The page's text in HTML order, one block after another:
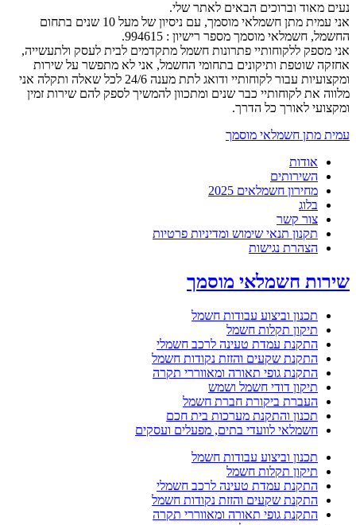
נעים מאוד וברוכים הבאים לאתר שלי.
אני עמית מתן חשמלאי מוסמך, עם ניסיון של מעל 10 שנים בתחום
החשמל, חשמלאי מוסמך מספר רישיון : 994615.
אני מספק ללקוחותיי פתרונות חשמל מתקדמים לבית לעסק ולתעשייה,
אחזקה שוטפת ותיקונים בתחומי החשמל, אני לא מתפשר על שירות
ומקצועיות עבור לקוחותיי ודואג לתת מענה 24/6 לכל שאלה ותקלה אני
מלווה את לקוחותיי כבר שנים ומתכוון להמשיך לספק להם שירות זמין
ומקצועי לאורך כל הדרך.
עמית מתן חשמלאי מוסמך
אודות
השירותים
מחירון חשמלאים 2025
בלוג
צור קשר
תקנון תנאי שימוש ומדיניות פרטיות
הצהרת נגישות
שירות חשמלאי מוסמך
תכנון וביצוע עבודות חשמל
תיקון תקלות חשמל
התקנת עמדת טעינה לרכב חשמלי
התקנת שקעים והזזת נקודות חשמל
התקנת גופי תאורה ומאווררי תקרה
תיקון דודי חשמל ושמש
העברת ביקורת חברת חשמל
תכנון והתקנת מערכות בית חכם
חשמלאי לוועדי בתים, מפעלים ועסקים
תכנון וביצוע עבודות חשמל
תיקון תקלות חשמל
התקנת עמדת טעינה לרכב חשמלי
התקנת שקעים והזזת נקודות חשמל
התקנת גופי תאורה ומאווררי תקרה